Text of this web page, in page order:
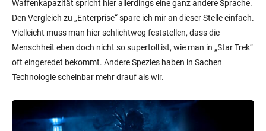
Waffenkapazität spricht hier allerdings eine ganz andere Sprache.
Den Vergleich zu „Enterprise“ spare ich mir an dieser Stelle einfach.
Vielleicht muss man hier schlichtweg feststellen, dass die
Menschheit eben doch nicht so supertoll ist, wie man in „Star Trek“
oft eingeredet bekommt. Andere Spezies haben in Sachen
Technologie scheinbar mehr drauf als wir.